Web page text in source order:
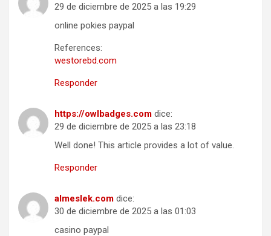
29 de diciembre de 2025 a las 19:29
online pokies paypal
References:
westorebd.com
Responder
https://owlbadges.com dice:
29 de diciembre de 2025 a las 23:18
Well done! This article provides a lot of value.
Responder
almeslek.com dice:
30 de diciembre de 2025 a las 01:03
casino paypal